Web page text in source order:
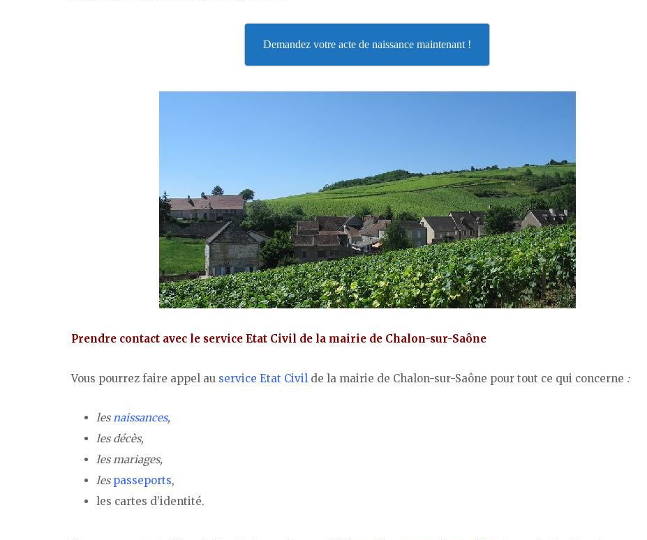
Demandez votre acte de naissance maintenant !
Prendre contact avec le service Etat Civil de la mairie de Chalon-sur-Saône
Vous pourrez faire appel au service Etat Civil de la mairie de Chalon-sur-Saône pour tout ce qui concerne :
lesnaissances,
les décès,
les mariages,
les passeports,
les cartes d’identité.